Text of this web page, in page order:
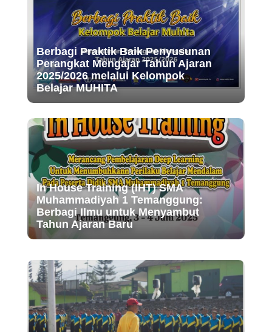
Berbagi Praktik Baik Penyusunan
Perangkat Mengajar Tahun Ajaran
2025/2026 melalui Kelompok
Belajar MUHITA
In House Training (IHT) SMA
Muhammadiyah 1 Temanggung:
Berbagi Ilmu untuk Menyambut
Tahun Ajaran Baru